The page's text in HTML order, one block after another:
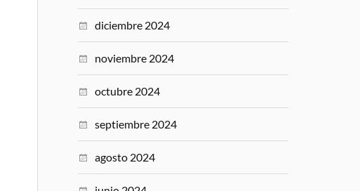
diciembre 2024
noviembre 2024
octubre 2024
septiembre 2024
agosto 2024